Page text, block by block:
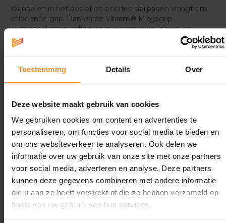
Toestemming Details Over
Deze website maakt gebruik van cookies
We gebruiken cookies om content en advertenties te
personaliseren, om functies voor social media te bieden en
om ons websiteverkeer te analyseren. Ook delen we
informatie over uw gebruik van onze site met onze partners
voor social media, adverteren en analyse. Deze partners
kunnen deze gegevens combineren met andere informatie
die u aan ze heeft verstrekt of die ze hebben verzameld op
basis van uw gebruik van hun services.
Wandelen in het bos of op oneffen trailpaden vraagt om
voldoende grip. Dankzij de Vibram® Megagrip
buitenzool sta je zelfzeker in je schoenen. Zowel op
natte als droge oppervlakken blijf je overeind op elk
type ondergrond.
Vergelijk verschillende Altra trail- en
wandelschoenen
Wat je misschien ook leuk vindt